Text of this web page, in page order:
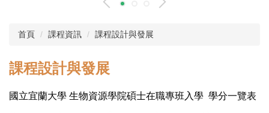
首頁 課程資訊 課程設計與發展
課程設計與發展
國立宜蘭大學 生物資源學院碩士在職專班入學 學分一覽表